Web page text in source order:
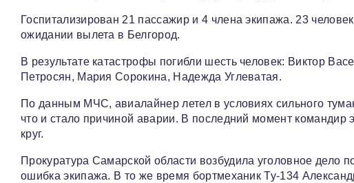
Госпитализирован 21 пассажир и 4 члена экипажа. 23
ожидании вылета в Белгород.
В результате катастрофы погибли шесть человек: Виктор
Петросян, Мария Сорокина, Надежда Углеватая.
По данным МЧС, авиалайнер летел в условиях сильного
что и стало причиной аварии. В последний момент
круг.
Прокуратура Самарской области возбудила уголовное
ошибка экипажа. В то же время бортмеханик Ту-134